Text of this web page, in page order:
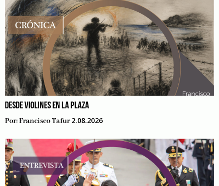
DESDE VIOLINES EN LA PLAZA
Por:Francisco Tafur 2.08.2026